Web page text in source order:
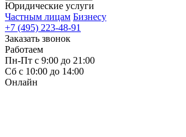
Юридические услуги
Частным лицам Бизнесу
+7 (495) 223-48-91
Заказать звонок
Работаем
Пн-Пт с 9:00 до 21:00
Сб с 10:00 до 14:00
Онлайн